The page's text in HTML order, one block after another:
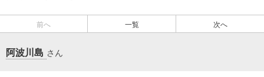
前へ 一覧 次へ
阿波川島 さん